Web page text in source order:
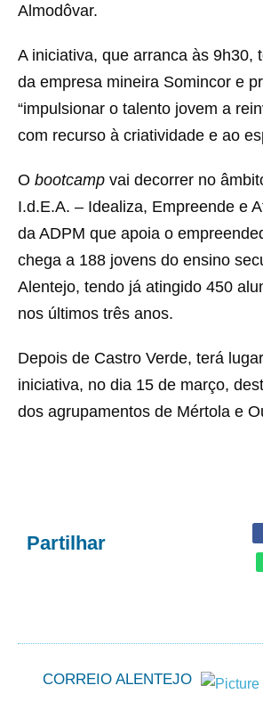
Almodôvar.
A iniciativa, que arranca às 9h30,
da empresa mineira Somincor e
“impulsionar o talento jovem a
com recurso à criatividade e ao
O bootcamp vai decorrer no
I.d.E.A. – Idealiza, Empreende e
da ADPM que apoia o
chega a 188 jovens do ensino
Alentejo, tendo já atingido 450
nos últimos três anos.
Depois de Castro Verde, terá
iniciativa, no dia 15 de março,
dos agrupamentos de Mértola e
Partilhar
CORREIO ALENTEJO